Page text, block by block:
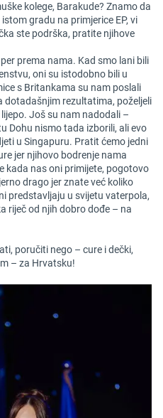
kolege, Barakude? Znamo da
gradu na primjerice EP, vi
ste podrška, pratite njihove
prema nama. Kad smo lani bili
oni su istodobno bili u
s Britankama su nam poslali
dotadašnjim rezultatima, poželjeli
Još su nam nadodali –
Dohu nismo tada izborili, ali evo
u Singapuru. Pratit ćemo jedni
jer njihovo bodrenje nama
kada nas oni primijete, pogotovo
drago jer znate već koliko
predstavljaju u svijetu vaterpola,
riječ od njih dobro dođe – na
poručiti nego – cure i dečki,
– za Hrvatsku!